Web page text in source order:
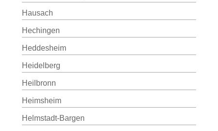
Hausach
Hechingen
Heddesheim
Heidelberg
Heilbronn
Heimsheim
Helmstadt-Bargen